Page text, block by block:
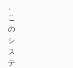
、
こ
の
シ
ス
テ